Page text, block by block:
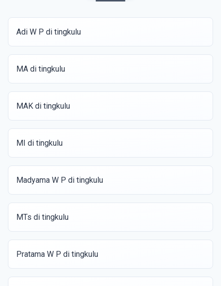
Adi W P di tingkulu
MA di tingkulu
MAK di tingkulu
MI di tingkulu
Madyama W P di tingkulu
MTs di tingkulu
Pratama W P di tingkulu